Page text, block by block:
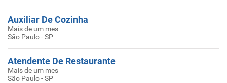
Auxiliar De Cozinha
Mais de um mes
São Paulo - SP
Atendente De Restaurante
Mais de um mes
São Paulo - SP